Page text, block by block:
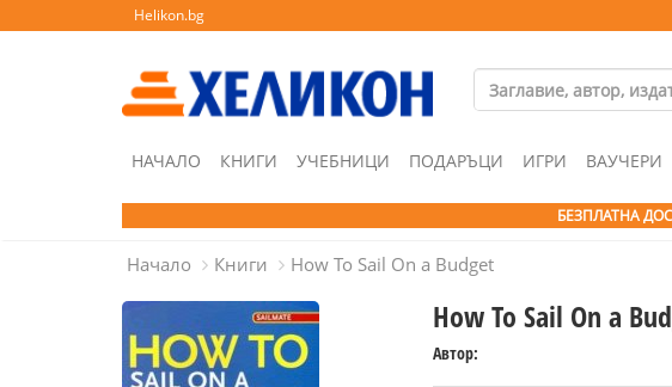
Helikon.bg
НАЧАЛО КНИГИ УЧЕБНИЦИ ПОДАРЪЦИ ИГРИ ВАУЧЕРИ
БЕЗПЛАТНА
Начало Книги How To Sail On a Budget
How To Sail On a
Автор: